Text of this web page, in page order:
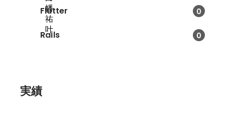
Flutter 0
Rails 0
実績